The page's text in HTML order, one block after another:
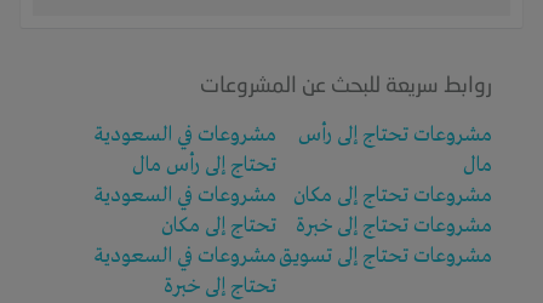
روابط سريعة للبحث عن المشروعات
مشروعات تحتاج إلى رأس
مال
مشروعات تحتاج إلى مكان
مشروعات تحتاج إلى خبرة
مشروعات تحتاج إلى تسويق
مشروعات في السعودية
تحتاج إلى رأس مال
مشروعات في السعودية
تحتاج إلى مكان
مشروعات في السعودية
تحتاج إلى خبرة